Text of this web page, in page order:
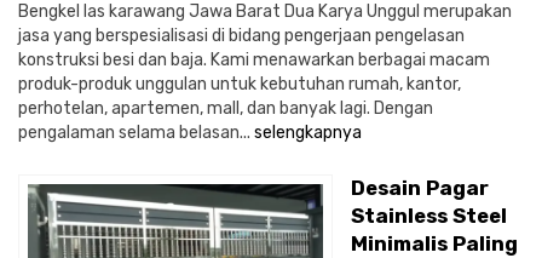
Bengkel las karawang Jawa Barat Dua Karya Unggul merupakan
jasa yang berspesialisasi di bidang pengerjaan pengelasan
konstruksi besi dan baja. Kami menawarkan berbagai macam
produk-produk unggulan untuk kebutuhan rumah, kantor,
perhotelan, apartemen, mall, dan banyak lagi. Dengan
pengalaman selama belasan... selengkapnya
Desain Pagar
Stainless Steel
Minimalis Paling